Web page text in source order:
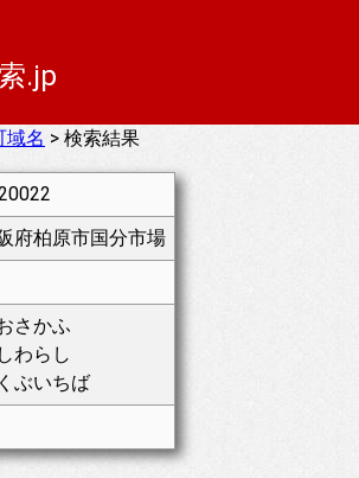
.jp
域名 > 検索結果
府柏原市国分市場
さかふ
わらし
ぶいちば